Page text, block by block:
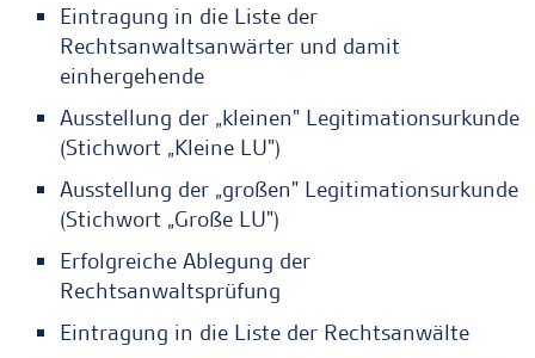
Eintragung in die Liste der
Rechtsanwaltsanwärter und damit
einhergehende
Ausstellung der „kleinen" Legitimationsurkunde
(Stichwort „Kleine LU")
Ausstellung der „großen" Legitimationsurkunde
(Stichwort „Große LU")
Erfolgreiche Ablegung der
Rechtsanwaltsprüfung
Eintragung in die Liste der Rechtsanwälte